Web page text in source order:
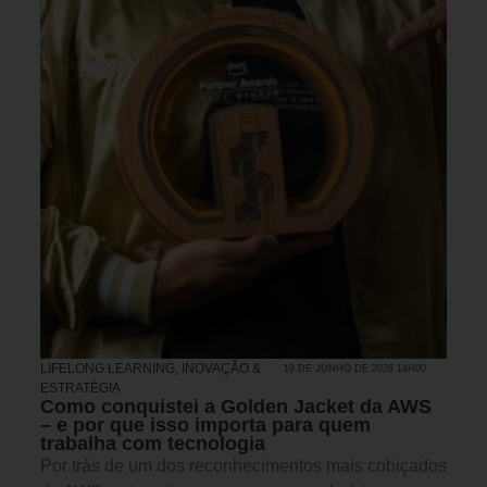
LIFELONG LEARNING,
INOVAÇÃO &
ESTRATÉGIA
19 DE JUNHO DE 2026 14H00
Como conquistei a Golden Jacket da AWS
– e por que isso importa para quem
trabalha com tecnologia
Por trás de um dos reconhecimentos mais cobiçados